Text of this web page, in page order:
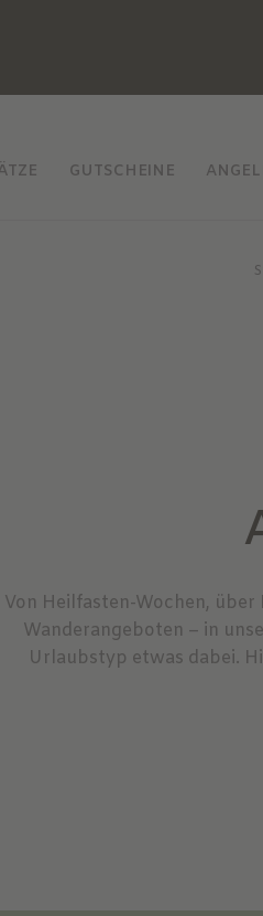
GUTSCHEINE
Von Heilfasten-Wochen,
Wanderangeboten – in
Urlaubstyp etwas dabei.